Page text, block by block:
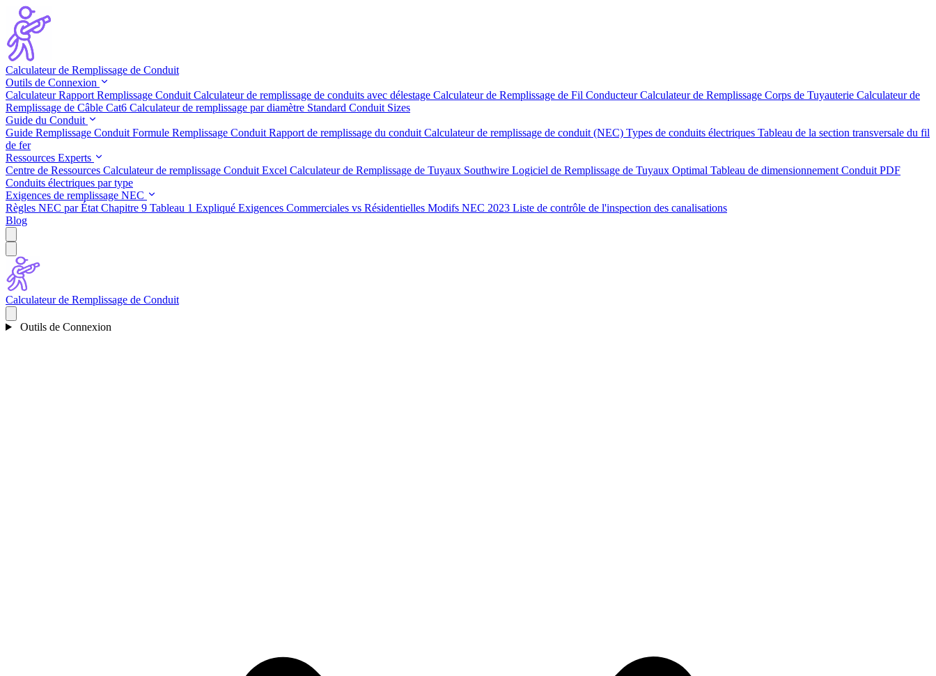
Calculateur de Remplissage de Conduit
Outils de Connexion
Calculateur Rapport Remplissage Conduit Calculateur de remplissage de conduits avec délestage Calculateur de Remplissage de Fil ConducteurCalculateur de Remplissage Corps de Tuyauterie Calculateur de
Remplissage de Câble Cat6 Calculateur de remplissage par diamètre Standard Conduit Sizes
Guide du Conduit
Guide Remplissage Conduit Formule Remplissage Conduit Rapport de remplissage du conduit Calculateur de remplissage de conduit (NEC) Types de conduits électriques Tableau de la section transversale du fil
de fer
Ressources Experts
Centre de Ressources Calculateur de remplissage Conduit Excel Calculateur de Remplissage de Tuyaux Southwire Logiciel de Remplissage de Tuyaux Optimal Tableau de dimensionnement Conduit PDF
Conduits électriques par type
Exigences de remplissage NEC
Règles NEC par État Chapitre 9 Tableau 1 Expliqué Exigences Commerciales vs Résidentielles Modifs NEC 2023 Liste de contrôle de l'inspection des canalisations
Blog
Calculateur de Remplissage de Conduit
Outils de Connexion